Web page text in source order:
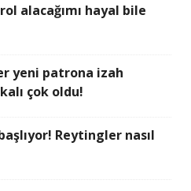
alacağımı hayal bile
yeni patrona izah
çok oldu!
Reytingler nasıl